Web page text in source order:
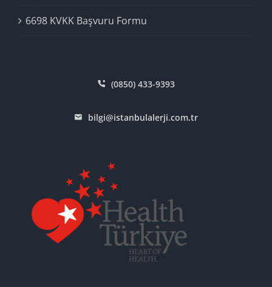
6698 KVKK Başvuru Formu
(0850) 433-9393
bilgi@istanbulalerji.com.tr